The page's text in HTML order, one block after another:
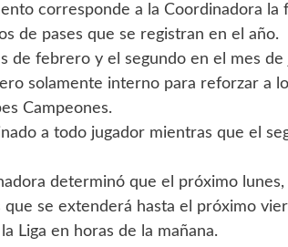
corresponde a la Coordinadora la
de pases que se registran en el año.
de febrero y el segundo en el mes de
solamente interno para reforzar a
Campeones.
a todo jugador mientras que el
determinó que el próximo
se extenderá hasta el próximo
Liga en horas de la mañana.